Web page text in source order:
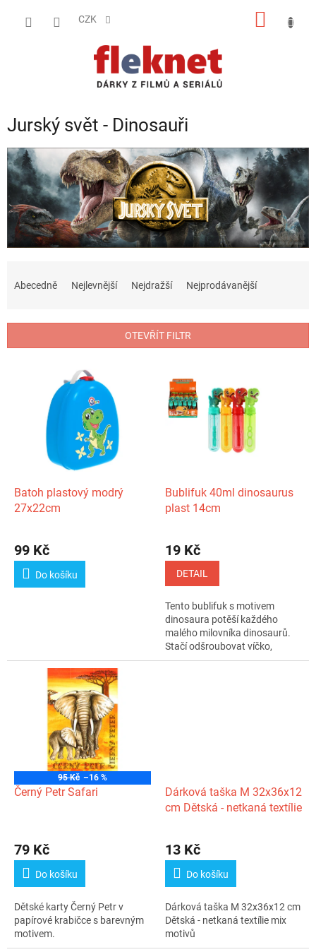
CZK
Jurský svět - Dinosauři
í
Abecedně Nejlevnější Nejdražší Nejprodávanější
OTEVŘÍT FILTR
Batoh plastový modrý
27x22cm
99 Kč
Do košíku
Bublifuk 40ml dinosaurus
plast 14cm
19 Kč
DETAIL
Tento bublifuk s motivem
dinosaura potěší každého
malého milovníka dinosaurů.
Stačí odšroubovat víčko,
ponořit do...
95 Kč –16 %
Černý Petr Safari
79 Kč
Do košíku
Dětské karty Černý Petr v
papírové krabičce s barevným
motivem.
Dárková taška M 32x36x12
cm Dětská - netkaná textílie
13 Kč
Do košíku
Dárková taška M 32x36x12 cm
Dětská - netkaná textílie mix
motivů